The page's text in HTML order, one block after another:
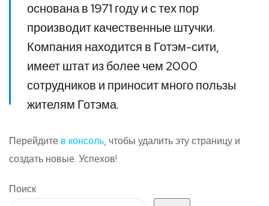
основана в 1971 году и с тех пор
производит качественные штучки.
Компания находится в Готэм-сити,
имеет штат из более чем 2000
сотрудников и приносит много пользы
жителям Готэма.
Перейдите в консоль, чтобы удалить эту страницу и
создать новые. Успехов!
Поиск